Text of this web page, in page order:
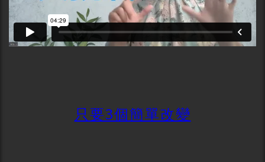
只要3個簡單改變